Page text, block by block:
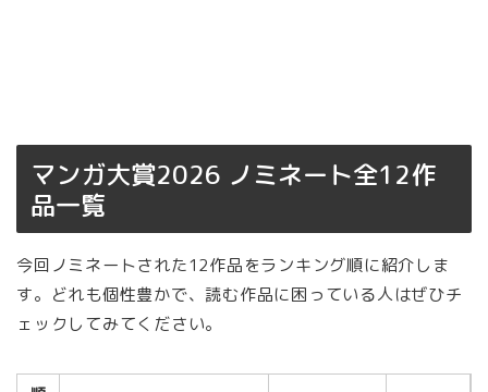
マンガ大賞2026 ノミネート全12作
品一覧
今回ノミネートされた12作品をランキング順に紹介しま
す。どれも個性豊かで、読む作品に困っている人はぜひチ
ェックしてみてください。